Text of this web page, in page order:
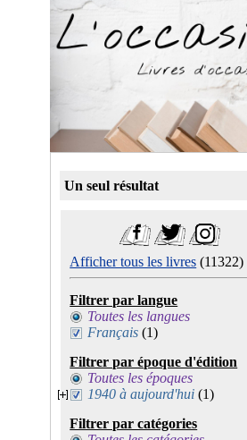
Un seul résultat
Afficher tous les livres (11322)
Filtrer par langue
Toutes les langues
Français (1)
Filtrer par époque d'édition
Toutes les époques
1940 à aujourd'hui (1)
Filtrer par catégories